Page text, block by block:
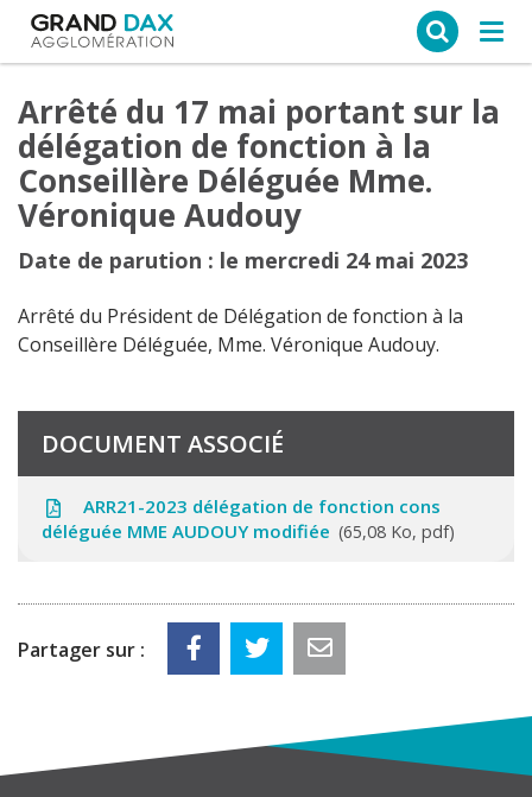
Arrêté du 17 mai portant sur la
délégation de fonction à la
Conseillère Déléguée Mme.
Véronique Audouy
Date de parution : le mercredi 24 mai 2023
Arrêté du Président de Délégation de fonction à la
Conseillère Déléguée, Mme. Véronique Audouy.
DOCUMENT ASSOCIÉ
ARR21-2023 délégation de fonction cons
déléguée MME AUDOUY modifiée
65,08 Ko, pdf
Partager sur :